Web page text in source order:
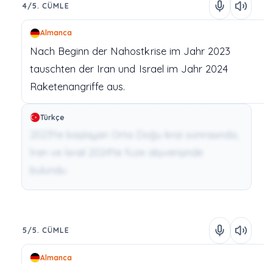
4/5. CÜMLE
Almanca
Nach Beginn der Nahostkrise im Jahr 2023
tauschten der Iran und Israel im Jahr 2024
Raketenangriffe aus.
Türkçe
5/5. CÜMLE
Almanca